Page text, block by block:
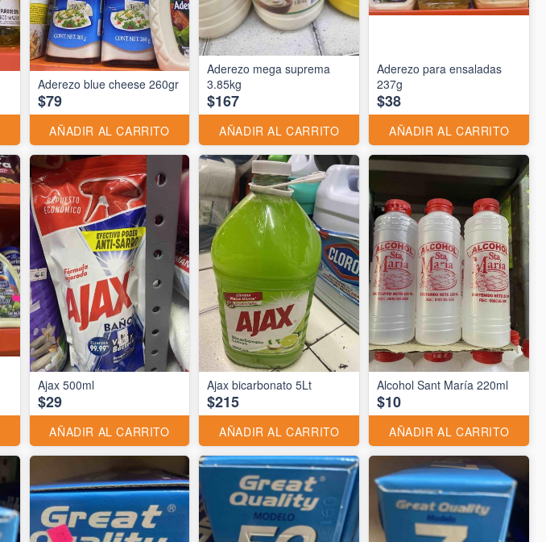
Aderezo blue cheese 260gr
$79
AÑADIR AL CARRITO
Aderezo mega suprema
3.85kg
$167
AÑADIR AL CARRITO
Aderezo para ensaladas
237g
$38
AÑADIR AL CARRITO
Ajax 500ml
$29
AÑADIR AL CARRITO
Ajax bicarbonato 5Lt
$215
AÑADIR AL CARRITO
Alcohol Sant María 220ml
$10
AÑADIR AL CARRITO